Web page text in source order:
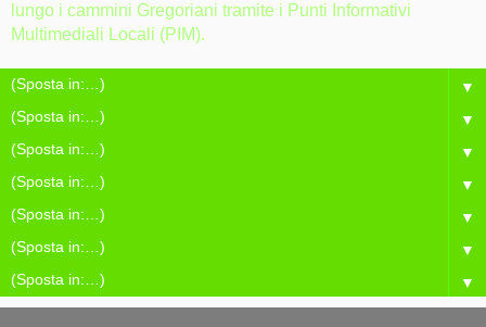
lungo i cammini Gregoriani tramite i Punti Informativi
Multimediali Locali (PIM).
▼
▼
▼
▼
▼
▼
▼